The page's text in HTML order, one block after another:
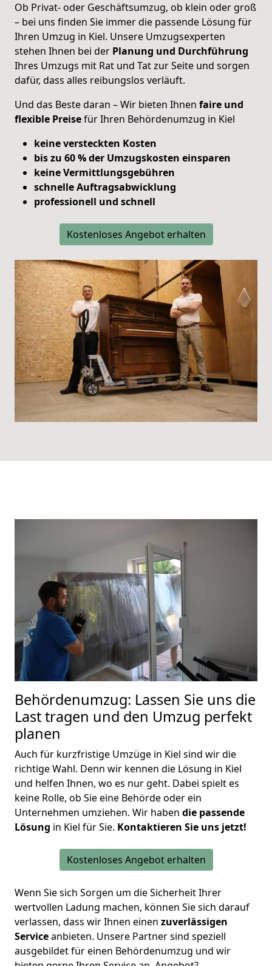
Ob Privat- oder Geschäftsumzug, ob klein oder groß
– bei uns finden Sie immer die passende Lösung für
Ihren Umzug in Kiel. Unsere Umzugsexperten
stehen Ihnen bei der Planung und Durchführung
Ihres Umzugs mit Rat und Tat zur Seite und sorgen
dafür, dass alles reibungslos verläuft.
Und das Beste daran – Wir bieten Ihnen faire und
flexible Preisefür Ihren Behördenumzug in Kiel
keine versteckten Kosten
bis zu 60 % der Umzugskosten einsparen
keine Vermittlungsgebühren
schnelle Auftragsabwicklung
professionell und schnell
Kostenloses Angebot erhalten
Behördenumzug: Lassen Sie uns die
Last tragen und den Umzug perfekt
planen
Auch für kurzfristige Umzüge in Kiel sind wir die
richtige Wahl. Denn wir kennen die Lösung in Kiel
und helfen Ihnen, wo es nur geht. Dabei spielt es
keine Rolle, ob Sie eine Behörde oder ein
Unternehmen umziehen. Wir haben die passende
Lösung in Kiel für Sie. Kontaktieren Sie uns jetzt!
Kostenloses Angebot erhalten
Wenn Sie sich Sorgen um die Sicherheit Ihrer
wertvollen Ladung machen, können Sie sich darauf
verlassen, dass wir Ihnen einen zuverlässigen
Serviceanbieten. Unsere Partner sind speziell
ausgebildet für einen Behördenumzug und wir